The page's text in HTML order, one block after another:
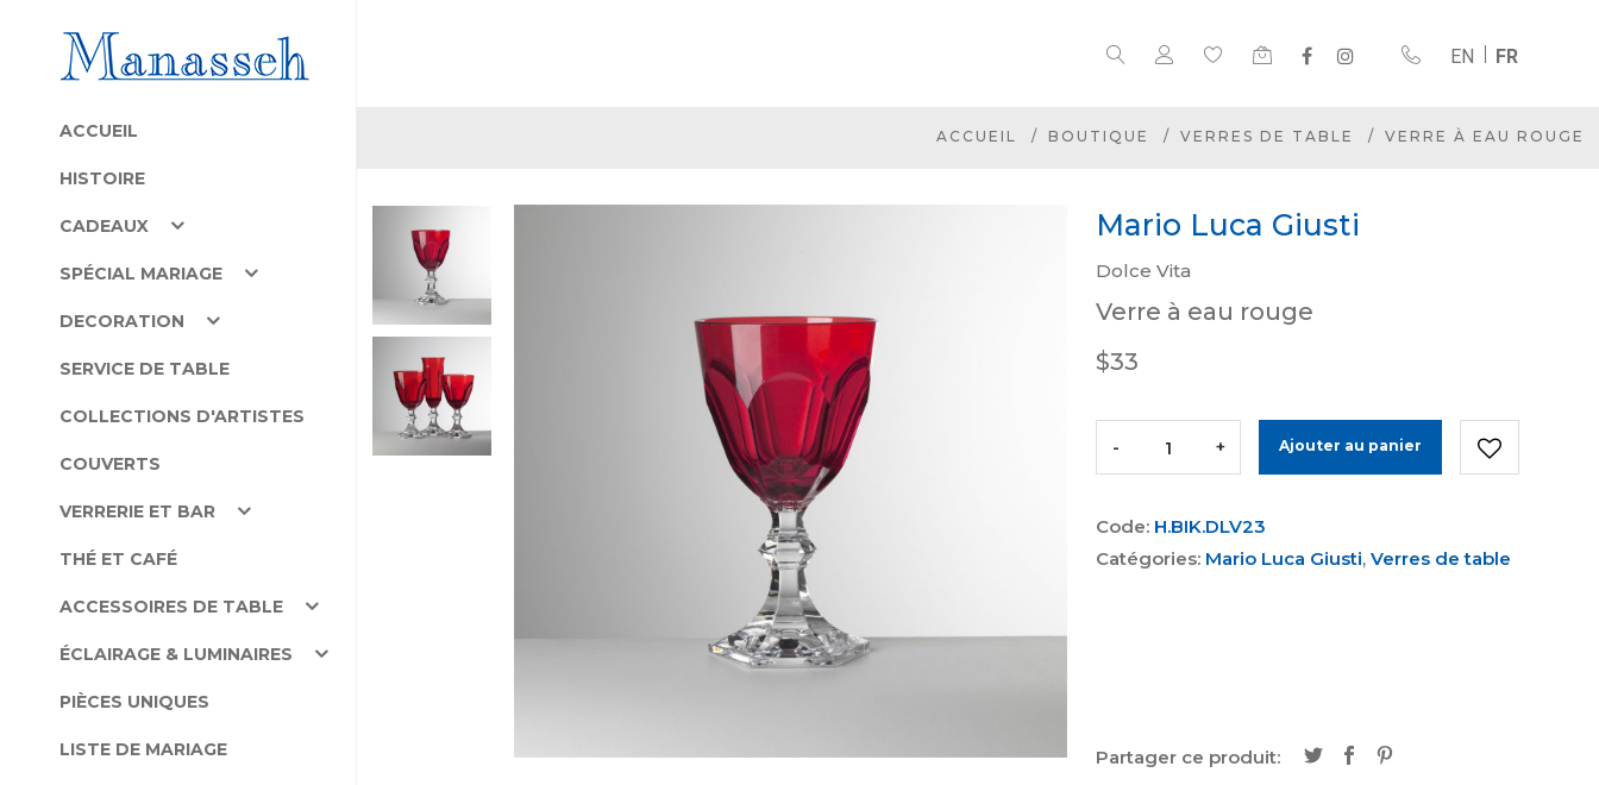
EN FR
ACCUEIL
HISTOIRE
CADEAUX
SPÉCIAL MARIAGE
DECORATION
SERVICE DE TABLE
COLLECTIONS D'ARTISTES
COUVERTS
VERRERIE ET BAR
THÉ ET CAFÉ
ACCESSOIRES DE TABLE
ÉCLAIRAGE & LUMINAIRES
PIÈCES UNIQUES
LISTE DE MARIAGE
ACCUEIL BOUTIQUE VERRES DE TABLE VERRE À EAU ROUGE
Mario Luca Giusti
Dolce Vita
Verre à eau rouge
$33
- + Ajouter au panier
Code: H.BIK.DLV23
Catégories: Mario Luca Giusti, Verres de table
Partager ce produit: